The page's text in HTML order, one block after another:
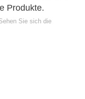
Produkte.
Sie sich die